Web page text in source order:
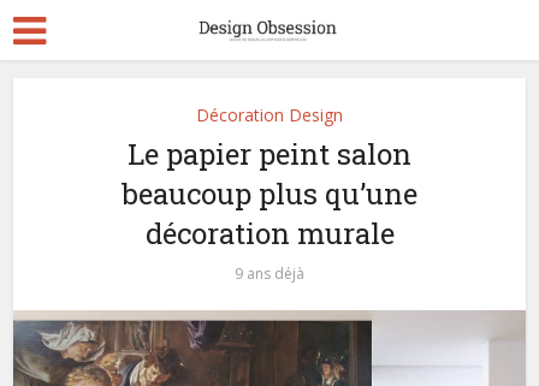
Décoration Design
Le papier peint salon
beaucoup plus qu’une
décoration murale
9 ans déjà